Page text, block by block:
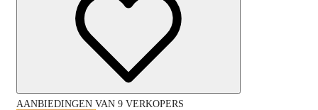
AANBIEDINGEN VAN 9 VERKOPERS